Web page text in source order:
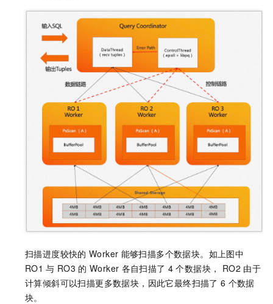
扫描进度较快的 Worker 能够扫描多个数据块。如上图中
RO1 与 RO3 的 Worker 各自扫描了 4 个数据块， RO2 由于
计算倾斜可以扫描更多数据块，因此它最终扫描了 6 个数据
块。